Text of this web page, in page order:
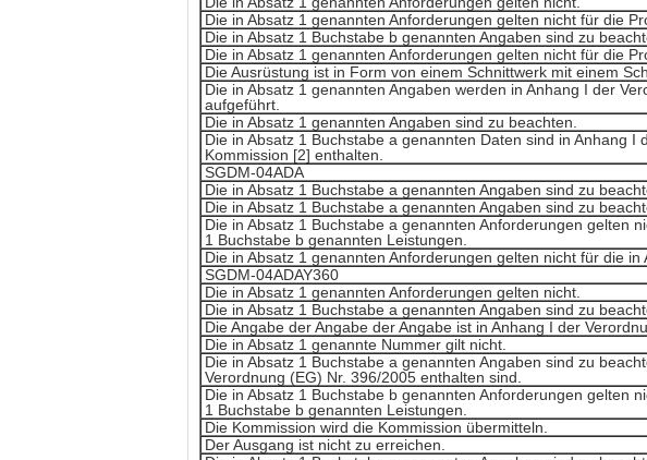
Die in Absatz 1 genannten Anforderungen gelten nicht für die
Die in Absatz 1 Buchstabe b genannten Angaben sind zu
Die in Absatz 1 genannten Anforderungen gelten nicht für die
Die Ausrüstung ist in Form von einem Schnittwerk mit einem
Die in Absatz 1 genannten Angaben werden in Anhang I der
aufgeführt.
Die in Absatz 1 genannten Angaben sind zu beachten.
Die in Absatz 1 Buchstabe a genannten Daten sind in Anhang I
Kommission [2] enthalten.
SGDM-04ADA
Die in Absatz 1 Buchstabe a genannten Angaben sind zu
Die in Absatz 1 Buchstabe a genannten Angaben sind zu
Die in Absatz 1 Buchstabe a genannten Anforderungen gelten
1 Buchstabe b genannten Leistungen.
Die in Absatz 1 genannten Anforderungen gelten nicht für die in
SGDM-04ADAY360
Die in Absatz 1 genannten Anforderungen gelten nicht.
Die in Absatz 1 Buchstabe a genannten Angaben sind zu
Die Angabe der Angabe der Angabe ist in Anhang I der
Die in Absatz 1 genannte Nummer gilt nicht.
Die in Absatz 1 Buchstabe a genannten Angaben sind zu
Verordnung (EG) Nr. 396/2005 enthalten sind.
Die in Absatz 1 Buchstabe b genannten Anforderungen gelten
1 Buchstabe b genannten Leistungen.
Die Kommission wird die Kommission übermitteln.
Der Ausgang ist nicht zu erreichen.